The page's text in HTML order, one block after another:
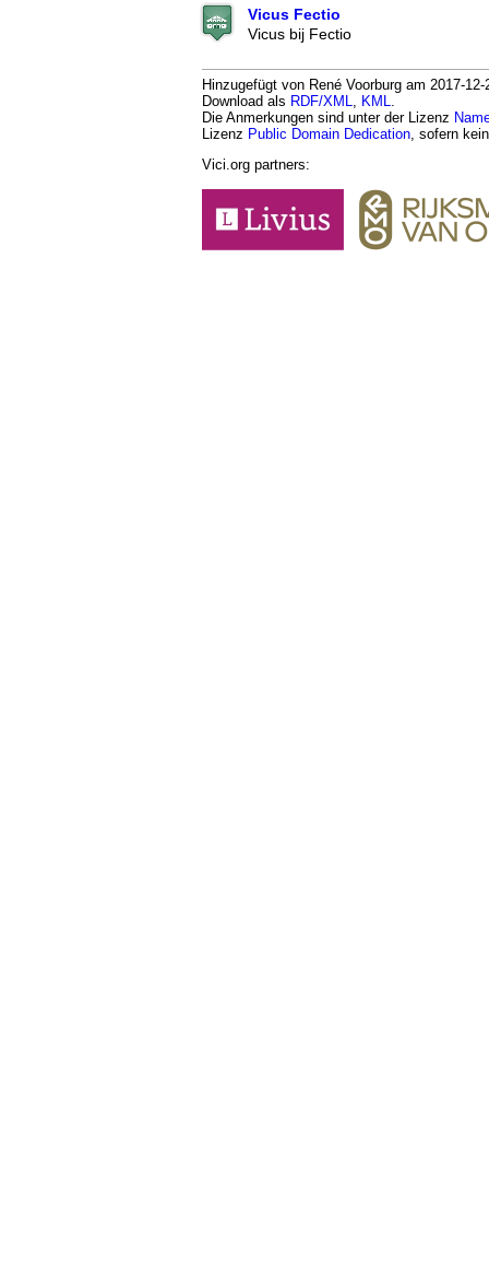
Vicus Fectio
Vicus bij Fectio
Hinzugefügt von René Voorburg am 2017-
Download als RDF/XML KML
Die Anmerkungen sind unter der Lizenz
Lizenz Public Domain Dedication , sofern
Vici.org partners: